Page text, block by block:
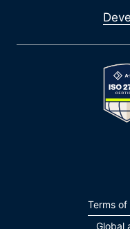
Terms of
Global